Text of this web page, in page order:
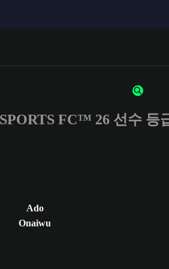
문자 또는 숫자를 입력하세요
FC™ 26 선수 등
Ado
Onaiwu